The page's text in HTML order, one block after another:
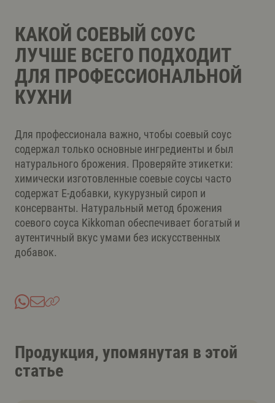
КАКОЙ СОЕВЫЙ СОУС
ЛУЧШЕ ВСЕГО ПОДХОДИТ
ДЛЯ ПРОФЕССИОНАЛЬНОЙ
КУХНИ
Для профессионала важно, чтобы соевый соус
содержал только основные ингредиенты и был
натурального брожения. Проверяйте этикетки:
химически изготовленные соевые соусы часто
содержат Е-добавки, кукурузный сироп и
консерванты. Натуральный метод брожения
соевого соуса Kikkoman обеспечивает богатый и
аутентичный вкус умами без искусственных
добавок.
Продукция, упомянутая в этой
статье